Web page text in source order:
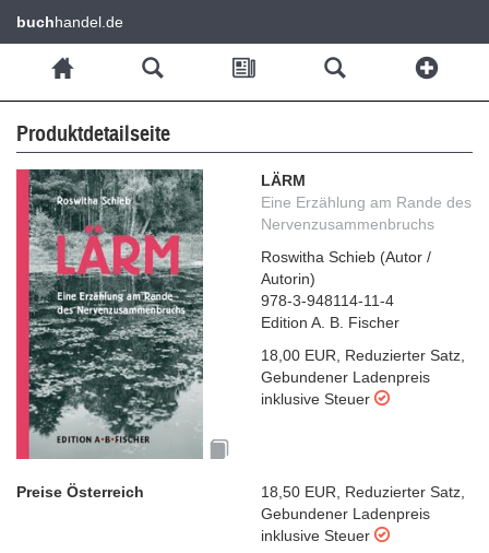
buchhandel.de
Produktdetailseite
LÄRM
Eine Erzählung am Rande des
Nervenzusammenbruchs
Roswitha Schieb (Autor /
Autorin)
978-3-948114-11-4
Edition A. B. Fischer
18,00 EUR
Reduzierter Satz
Gebundener Ladenpreis
inklusive Steuer
Preise Österreich 18,50 EUR Reduzierter Satz
Gebundener Ladenpreis
inklusive Steuer